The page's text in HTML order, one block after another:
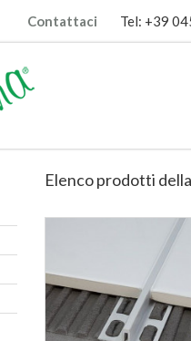
Contattaci Tel: +39
Elenco prodotti